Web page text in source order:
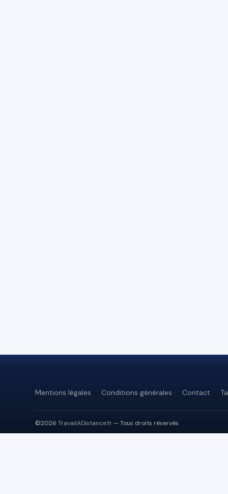
Mentions légales Conditions générales Contact
©2026 TravailADistance.fr — Tous droits réservés